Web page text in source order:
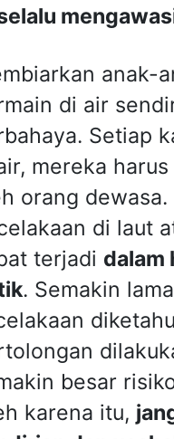
anak-
di air
Setiap
mereka
orang dewasa.
di laut
terjadi dalam
. Semakin lama
besar
karena itu,